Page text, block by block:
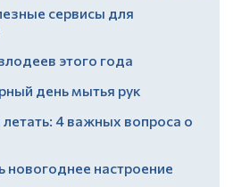
сервисы для
этого года
день мытья рук
4 важных вопроса о
новогоднее настроение